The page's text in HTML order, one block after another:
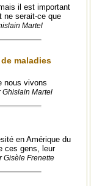
il est important
ne serait-ce que
Martel
maladies
nous vivons
Ghislain Martel
en Amérique du
ces gens, leur
Gisèle Frenette